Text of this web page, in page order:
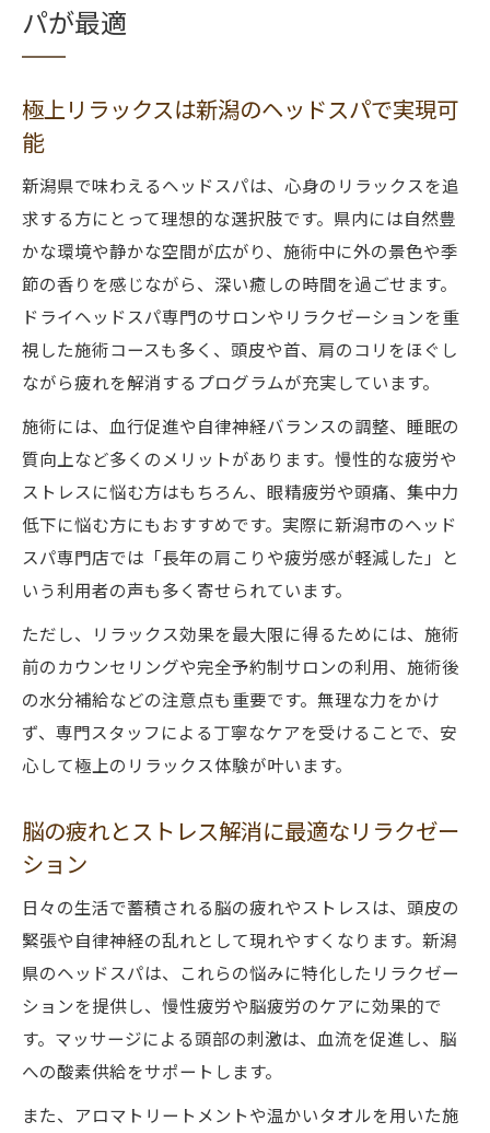
パが最適
極上リラックスは新潟のヘッドスパで実現可
能
新潟県で味わえるヘッドスパは、心身のリラックスを追
求する方にとって理想的な選択肢です。県内には自然豊
かな環境や静かな空間が広がり、施術中に外の景色や季
節の香りを感じながら、深い癒しの時間を過ごせます。
ドライヘッドスパ専門のサロンやリラクゼーションを重
視した施術コースも多く、頭皮や首、肩のコリをほぐし
ながら疲れを解消するプログラムが充実しています。
施術には、血行促進や自律神経バランスの調整、睡眠の
質向上など多くのメリットがあります。慢性的な疲労や
ストレスに悩む方はもちろん、眼精疲労や頭痛、集中力
低下に悩む方にもおすすめです。実際に新潟市のヘッド
スパ専門店では「長年の肩こりや疲労感が軽減した」と
いう利用者の声も多く寄せられています。
ただし、リラックス効果を最大限に得るためには、施術
前のカウンセリングや完全予約制サロンの利用、施術後
の水分補給などの注意点も重要です。無理な力をかけ
ず、専門スタッフによる丁寧なケアを受けることで、安
心して極上のリラックス体験が叶います。
脳の疲れとストレス解消に最適なリラクゼー
ション
日々の生活で蓄積される脳の疲れやストレスは、頭皮の
緊張や自律神経の乱れとして現れやすくなります。新潟
県のヘッドスパは、これらの悩みに特化したリラクゼー
ションを提供し、慢性疲労や脳疲労のケアに効果的で
す。マッサージによる頭部の刺激は、血流を促進し、脳
への酸素供給をサポートします。
また、アロマトリートメントや温かいタオルを用いた施